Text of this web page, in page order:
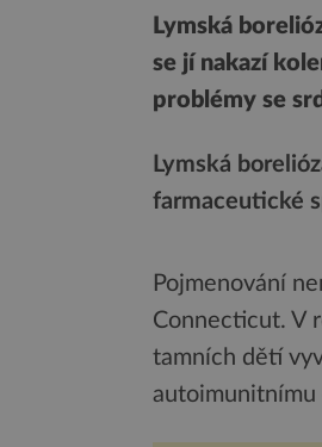
Lymská
se jí nakazí
problémy se
Lymská
farmaceutické
Pojmenování
Connecticut. V
tamních dětí
autoimunitnímu